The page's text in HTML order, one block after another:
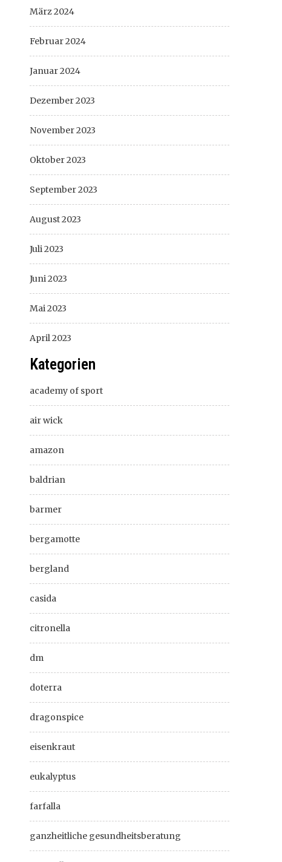
März 2024
Februar 2024
Januar 2024
Dezember 2023
November 2023
Oktober 2023
September 2023
August 2023
Juli 2023
Juni 2023
Mai 2023
April 2023
Kategorien
academy of sport
air wick
amazon
baldrian
barmer
bergamotte
bergland
casida
citronella
dm
doterra
dragonspice
eisenkraut
eukalyptus
farfalla
ganzheitliche gesundheitsberatung